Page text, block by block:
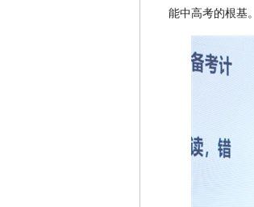
能中高考的根基。